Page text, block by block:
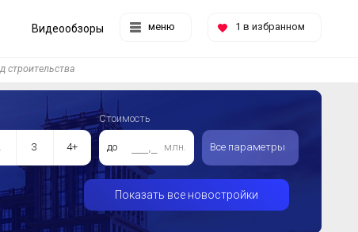
меню 1 в избранном
Видеообзоры
строительства
3 4+
Стоимость
до млн. Все параметры
Показать все новостройки